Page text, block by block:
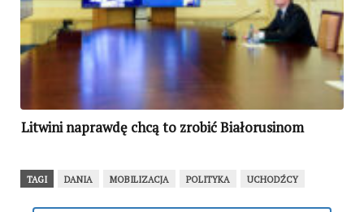
Litwini naprawdę chcą to zrobić Białorusinom
TAGI DANIA MOBILIZACJA POLITYKA UCHODŹCY